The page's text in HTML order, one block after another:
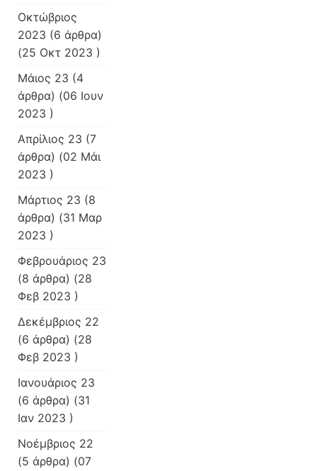
Οκτώβριος
2023 (6 άρθρα)
(25 Οκτ 2023 )
Μάιος 23 (4
άρθρα) (06 Ιουν
2023 )
Απρίλιος 23 (7
άρθρα) (02 Μάι
2023 )
Μάρτιος 23 (8
άρθρα) (31 Μαρ
2023 )
Φεβρουάριος 23
(8 άρθρα) (28
Φεβ 2023 )
Δεκέμβριος 22
(6 άρθρα) (28
Φεβ 2023 )
Ιανουάριος 23
(6 άρθρα) (31
Ιαν 2023 )
Νοέμβριος 22
(5 άρθρα) (07